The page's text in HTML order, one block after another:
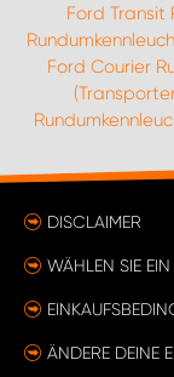
Ford Transit
Ford Courier
DISCLAIMER
WÄHLEN SIE
ÄNDERE DEINE